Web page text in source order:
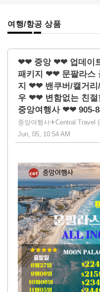
여행/항공 상품
❤❤ 중앙 ❤❤ 업데이
패키지 ❤❤ 문팔라스
지 ❤❤ 밴쿠버/캘거
우 ❤❤ 변함없는 친
중앙여행사 ❤❤ 905-
중앙여행사✈Central Travel
Jun, 05, 10:54 AM